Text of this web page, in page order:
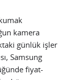
kamera
günlük işler
Samsung
fiyat-